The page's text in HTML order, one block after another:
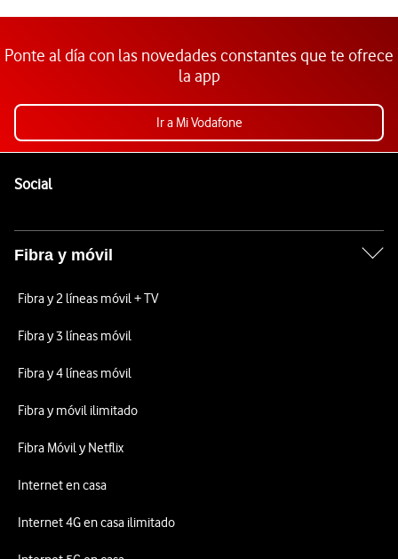
Ponte al día con las novedades constantes que te ofrece
la app
Ir a Mi Vodafone
SocialEnlaces a las redes sociales de Vodafone
Fibra y móvil
Fibra y 2 líneas móvil + TV
Fibra y 3 líneas móvil
Fibra y 4 líneas móvil
Fibra y móvil ilimitado
Fibra Móvil y Netflix
Internet en casa
Internet 4G en casa ilimitado